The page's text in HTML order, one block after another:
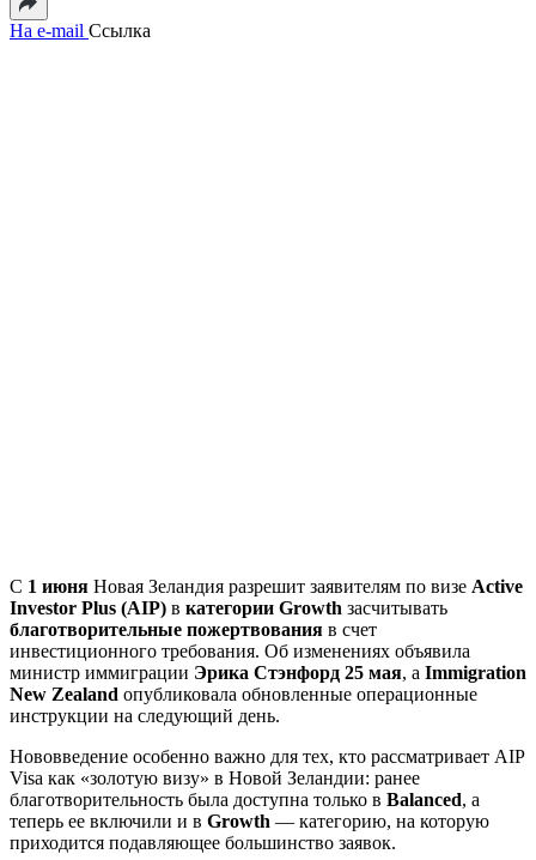
На e-mail Ссылка
С 1 июня Новая Зеландия разрешит заявителям по визе Active
Investor Plus (AIP) в категории Growth засчитывать
благотворительные пожертвования в счет
инвестиционного требования. Об изменениях объявила
министр иммиграции Эрика Стэнфорд 25 мая, а Immigration
New Zealand опубликовала обновленные операционные
инструкции на следующий день.
Нововведение особенно важно для тех, кто рассматривает AIP
Visa как «золотую визу» в Новой Зеландии: ранее
благотворительность была доступна только в Balanced, а
теперь ее включили и в Growth — категорию, на которую
приходится подавляющее большинство заявок.